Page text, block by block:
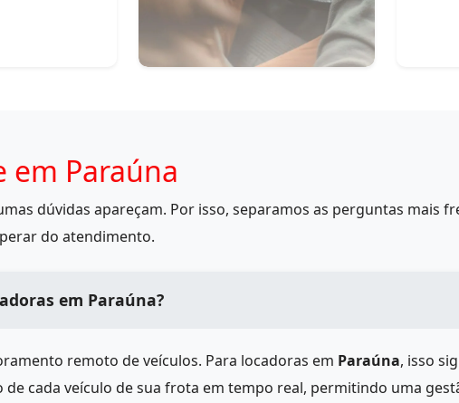
em Paraúna
dúvidas apareçam. Por isso, separamos as perguntas mais
do atendimento.
em Paraúna?
remoto de veículos. Para locadoras em Paraúna, isso
cada veículo de sua frota em tempo real, permitindo uma